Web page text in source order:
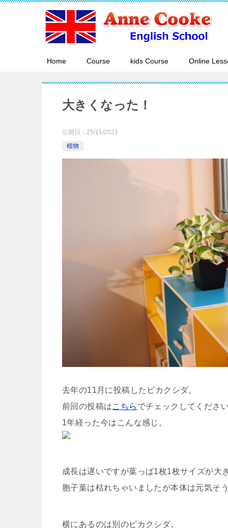
Home Course kids Course Online
大きくなった！
公開日： 25/11/2021
植物
去年の11月に投稿したビカクシダ。
前回の投稿はこちら でチェックしてくださ
1年経った今はこんな感じ。
成長は遅いですが葉っぱ1枚1枚サイズが大
胞子葉は枯れちゃいましたが本体は元気そ
横にあるのは別のビカクシダ。